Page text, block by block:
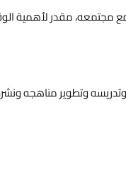
مقدر لأهمية
وتطوير مناهجه